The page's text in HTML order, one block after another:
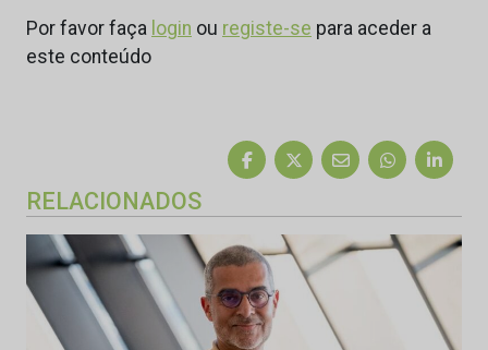
Por favor faça login ou registe-se para aceder a
este conteúdo
RELACIONADOS